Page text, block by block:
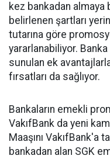
kez bankadan almaya
belirlenen şartları
tutarına göre
yararlanabiliyor.
sunulan ek
fırsatları da sağlıyor.
Bankaların emekli
VakıfBank da yeni
Maaşını VakıfBank'a
bankadan alan SGK